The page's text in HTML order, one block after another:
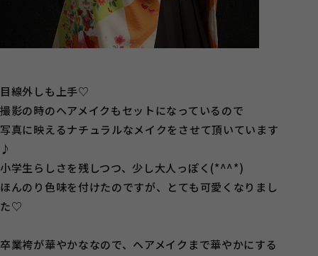
目線外しも上手♡
撮影の時のヘアメイクもセットになっているので
写真に映えるナチュラルなメイクをさせて頂いています
♪
小学生らしさを残しつつ、少し大人っぽく(*^^*)
ほんのり色味を付けたのですが、とても可愛くなりまし
た♡
卒業袴が華やかななので、ヘアメイクまで華やかにする